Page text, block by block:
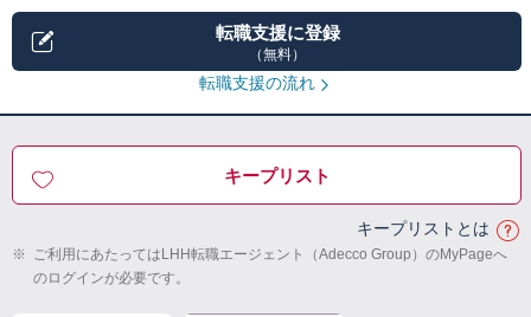
転職支援に登録
（無料）
転職支援の流れ
キープリスト
キープリストとは
※ ご利用にあたってはLHH転職エージェント（Adecco Group）のMyPageへ
のログインが必要です。